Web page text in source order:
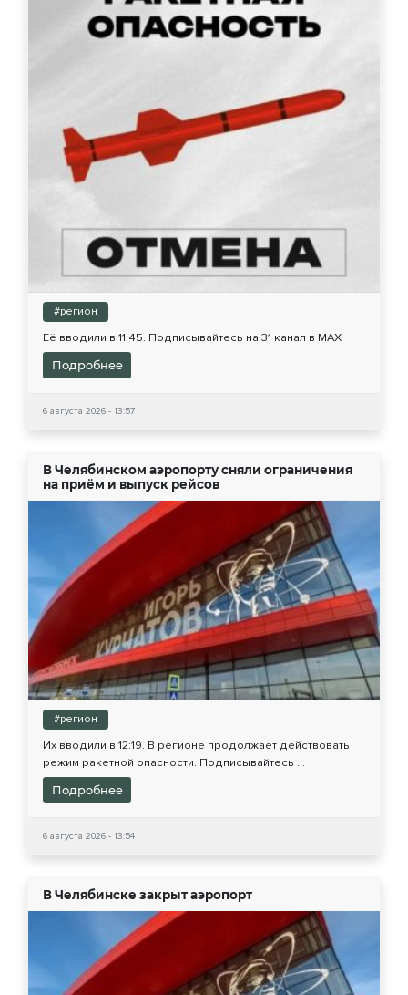
#регион
Её вводили в 11:45. Подписывайтесь на 31 канал в МАХ
Подробнее
6 августа 2026 - 13:57
В Челябинском аэропорту сняли ограничения
на приём и выпуск рейсов
#регион
Их вводили в 12:19. В регионе продолжает действовать
режим ракетной опасности. Подписывайтесь ...
Подробнее
6 августа 2026 - 13:54
В Челябинске закрыт аэропорт